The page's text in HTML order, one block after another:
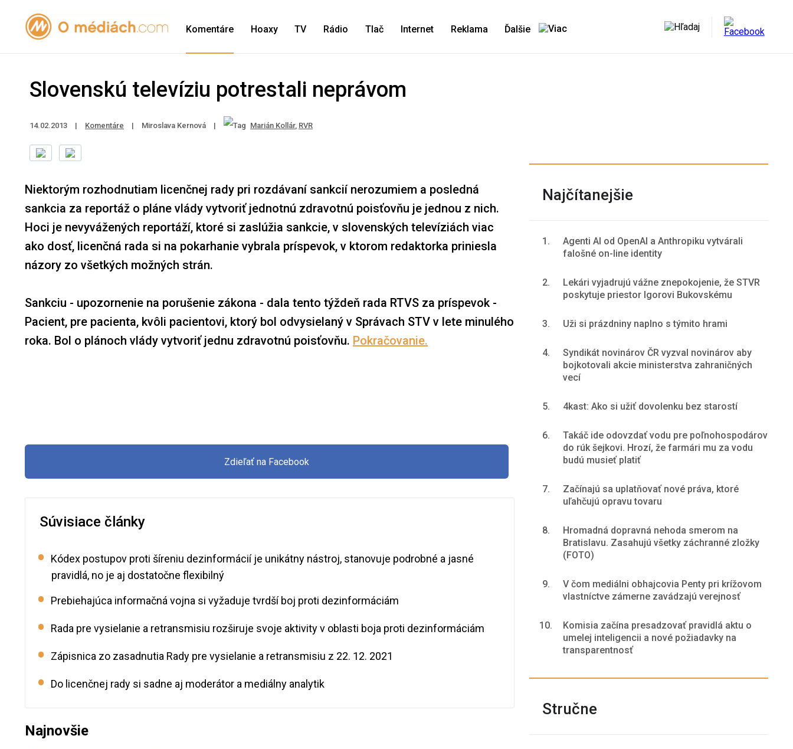
Komentáre Hoaxy TV Rádio Tlač Internet Reklama Ďalšie
Slovenskú televíziu potrestali neprávom
14.02.2013 | Komentáre | Miroslava Kernová | Marián Kollár, RVR
Niektorým rozhodnutiam licenčnej rady pri rozdávaní sankcií nerozumiem a posledná
sankcia za reportáž o pláne vlády vytvoriť jednotnú zdravotnú poisťovňu je jednou z nich.
Hoci je nevyvážených reportáží, ktoré si zaslúžia sankcie, v slovenských televíziách viac
ako dosť, licenčná rada si na pokarhanie vybrala príspevok, v ktorom redaktorka priniesla
názory zo všetkých možných strán.
Sankciu - upozornenie na porušenie zákona - dala tento týždeň rada RTVS za príspevok -
Pacient, pre pacienta, kvôli pacientovi, ktorý bol odvysielaný v Správach STV v lete minulého
roka. Bol o plánoch vlády vytvoriť jednu zdravotnú poisťovňu. Pokračovanie.
Zdieľať na Facebook
Súvisiace články
Kódex postupov proti šíreniu dezinformácií je unikátny nástroj, stanovuje podrobné a jasné
pravidlá, no je aj dostatočne flexibilný
Prebiehajúca informačná vojna si vyžaduje tvrdší boj proti dezinformáciám
Rada pre vysielanie a retransmisiu rozširuje svoje aktivity v oblasti boja proti dezinformáciám
Zápisnica zo zasadnutia Rady pre vysielanie a retransmisiu z 22. 12. 2021
Do licenčnej rady si sadne aj moderátor a mediálny analytik
Najnovšie
Najčítanejšie
1.
Agenti AI od OpenAI a Anthropiku vytvárali
falošné on-line identity
2.
Lekári vyjadrujú vážne znepokojenie, že STVR
poskytuje priestor Igorovi Bukovskému
3. Uži si prázdniny naplno s týmito hrami
4.
Syndikát novinárov ČR vyzval novinárov aby
bojkotovali akcie ministerstva zahraničných
vecí
5. 4kast: Ako si užiť dovolenku bez starostí
6.
Takáč ide odovzdať vodu pre poľnohospodárov
do rúk šejkovi. Hrozí, že farmári mu za vodu
budú musieť platiť
7.
Začínajú sa uplatňovať nové práva, ktoré
uľahčujú opravu tovaru
8.
Hromadná dopravná nehoda smerom na
Bratislavu. Zasahujú všetky záchranné zložky
(FOTO)
9.
V čom mediálni obhajcovia Penty pri krížovom
vlastníctve zámerne zavádzajú verejnosť
10.
Komisia začína presadzovať pravidlá aktu o
umelej inteligencii a nové požiadavky na
transparentnosť
Stručne